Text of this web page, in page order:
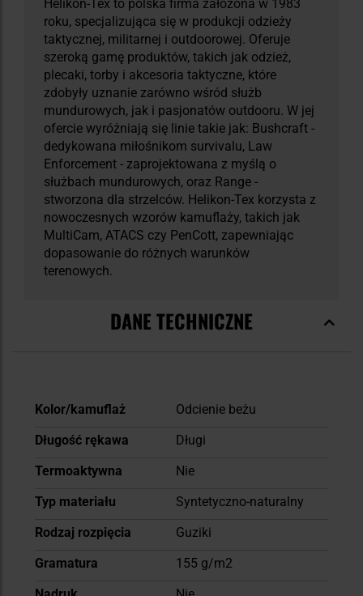
Helikon-Tex to polska firma założona w 1983
roku, specjalizująca się w produkcji odzieży
taktycznej, militarnej i outdoorowej. Oferuje
szeroką gamę produktów, takich jak odzież,
plecaki, torby i akcesoria taktyczne, które
zdobyły uznanie zarówno wśród służb
mundurowych, jak i pasjonatów outdooru. W jej
ofercie wyróżniają się linie takie jak: Bushcraft -
dedykowana miłośnikom survivalu, Law
Enforcement - zaprojektowana z myślą o
służbach mundurowych, oraz Range -
stworzona dla strzelców. Helikon-Tex korzysta z
nowoczesnych wzorów kamuflaży, takich jak
MultiCam, ATACS czy PenCott, zapewniając
dopasowanie do różnych warunków
terenowych.
DANE TECHNICZNE
Więcej
Kolor/kamuflaż
Odcienie beżu
Długość rękawa
Długi
Termoaktywna
Nie
Typ materiału
Syntetyczno-naturalny
Rodzaj rozpięcia
Guziki
Gramatura
155 g/m2